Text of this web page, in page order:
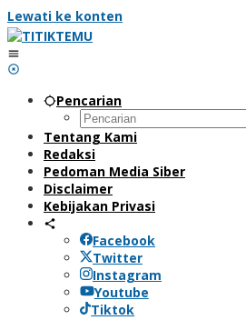
Lewati ke konten
Pencarian
Tentang Kami
Redaksi
Pedoman Media Siber
Disclaimer
Kebijakan Privasi
Facebook
Twitter
Instagram
Youtube
Tiktok